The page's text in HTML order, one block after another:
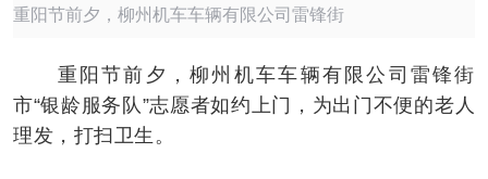
重阳节前夕，柳州机车车辆有限公司雷锋街
重阳节前夕，柳州机车车辆有限公司雷锋街
市“银龄服务队”志愿者如约上门，为出门不便的老人
理发，打扫卫生。